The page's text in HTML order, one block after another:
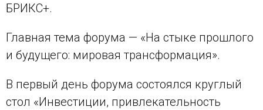
БРИКС+.
Главная тема форума — «На стыке прошлого
и будущего: мировая трансформация».
В первый день форума состоялся круглый
стол «Инвестиции, привлекательность